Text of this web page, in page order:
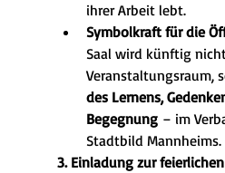
ihrer Arbeit lebt.
Symbolkraft für die
Saal wird künftig
Veranstaltungsraum,
des Lernens,
Begegnung – im
Stadtbild Mannheims.
3. Einladung zur